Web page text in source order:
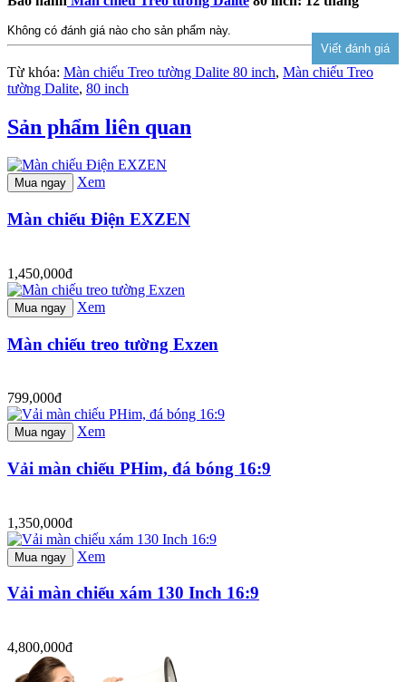
Không có đánh giá nào cho sản phẩm này.
Từ khóa: Màn chiếu Treo tường Dalite 80 inch, Màn chiếu Treo
tường Dalite, 80 inch
Sản phẩm liên quan
Mua ngay Xem
Màn chiếu Điện EXZEN
1,450,000đ
Mua ngay Xem
Màn chiếu treo tường Exzen
799,000đ
Mua ngay Xem
Vải màn chiếu PHim, đá bóng 16:9
1,350,000đ
Mua ngay Xem
Vải màn chiếu xám 130 Inch 16:9
4,800,000đ